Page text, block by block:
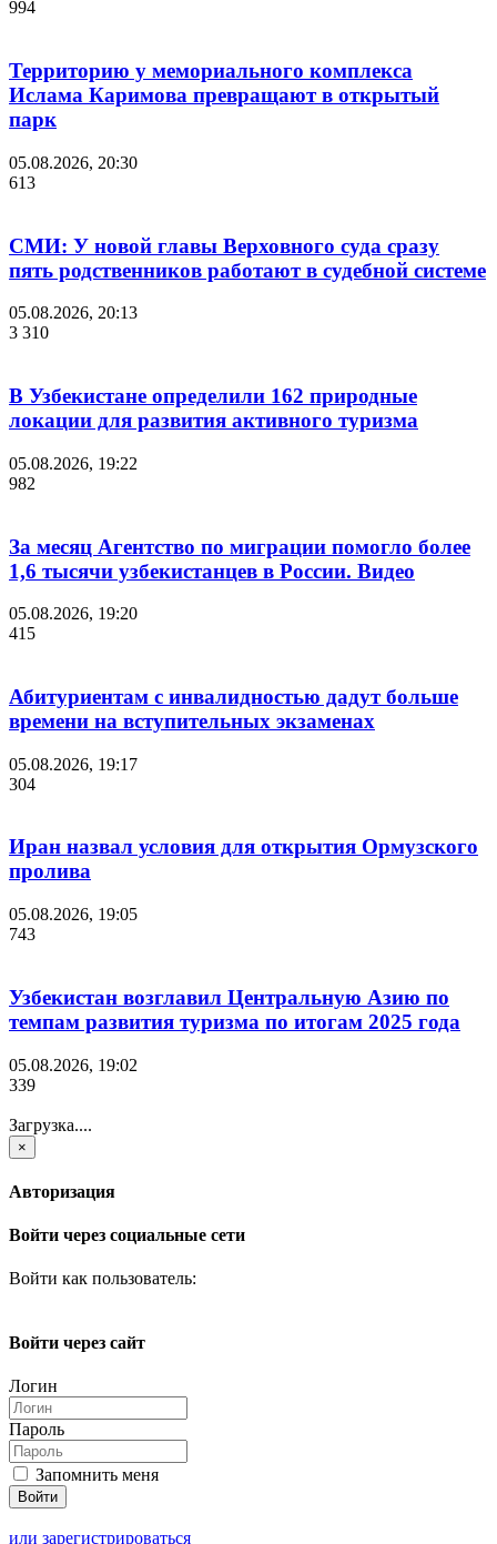
994
Территорию у мемориального комплекса
Ислама Каримова превращают в открытый
парк
05.08.2026, 20:30
613
СМИ: У новой главы Верховного суда сразу
пять родственников работают в судебной системе
05.08.2026, 20:13
3 310
В Узбекистане определили 162 природные
локации для развития активного туризма
05.08.2026, 19:22
982
За месяц Агентство по миграции помогло более
1,6 тысячи узбекистанцев в России. Видео
05.08.2026, 19:20
415
Абитуриентам с инвалидностью дадут больше
времени на вступительных экзаменах
05.08.2026, 19:17
304
Иран назвал условия для открытия Ормузского
пролива
05.08.2026, 19:05
743
Узбекистан возглавил Центральную Азию по
темпам развития туризма по итогам 2025 года
05.08.2026, 19:02
339
Загрузка....
×
Авторизация
Войти через социальные сети
Войти как пользователь:
Войти через сайт
Логин
Пароль
Запомнить меня
или зарегистрироваться